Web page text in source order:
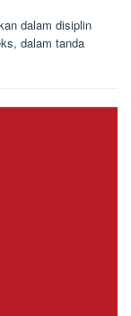
dalam disiplin
dalam tanda